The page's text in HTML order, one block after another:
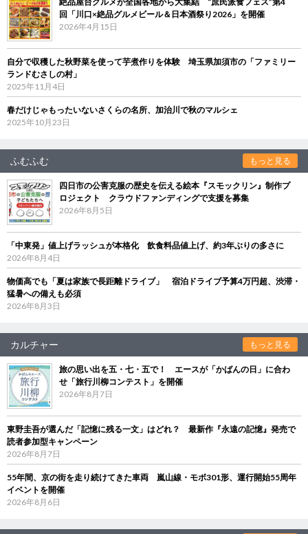
回「川口×絶品グルメビール＆日本酒祭り2026」を開催
2026年4月15日
自分で収穫した秋野菜を使って芋煮作りを体験 埼玉県加須市の「ファミリー
ランドむさしの村」
2025年11月4日
春だけじゃもったいないさくらの名所、加治川で秋のマルシェ
2025年10月23日
ふむふむ もっと見る
四日市の公害克服の歴史を伝える絵本『スモックリン』制作プ
ロジェクト クラウドファンディングで支援を募集
2026年8月5日
「中東発」値上げラッシュが本格化 飲食料品値上げ、約3年ぶりの多さに
2026年8月4日
物価高でも「夏は家族で長距離ドライブ」 宿泊ドライブ予算4万円超、渋滞・
猛暑への備えも必須
2026年8月3日
カルチャー もっと見る
旅の思い出を五・七・五で！ エースが「かばんの日」に合わ
せ「旅行川柳コンテスト」を開催
2026年8月7日
東野圭吾が選んだ「記憶に残る一文」はどれ？ 最新作『永遠の記憶』発売で
読者参加型キャンペーン
2026年8月7日
55年間、京の街を走り続けてきた車両 嵐山線・モボ301形、運行開始55周年
イベントを開催
2026年8月6日